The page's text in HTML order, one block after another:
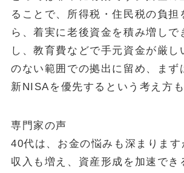
ることで、所得税・住民税の負担
ら、着実に老後資金を積み増しで
し、教育費などで手元資金が厳し
のない範囲での拠出に留め、まず
新NISAを優先するという考え方も
専門家の声
40代は、お金の悩みも深まります
収入も増え、資産形成を加速でき